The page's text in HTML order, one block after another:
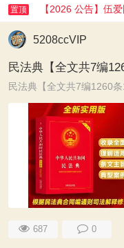
置顶 【2026 公告】伍
AI 助手5208ccVIP
民法典【全文共7编
687 0